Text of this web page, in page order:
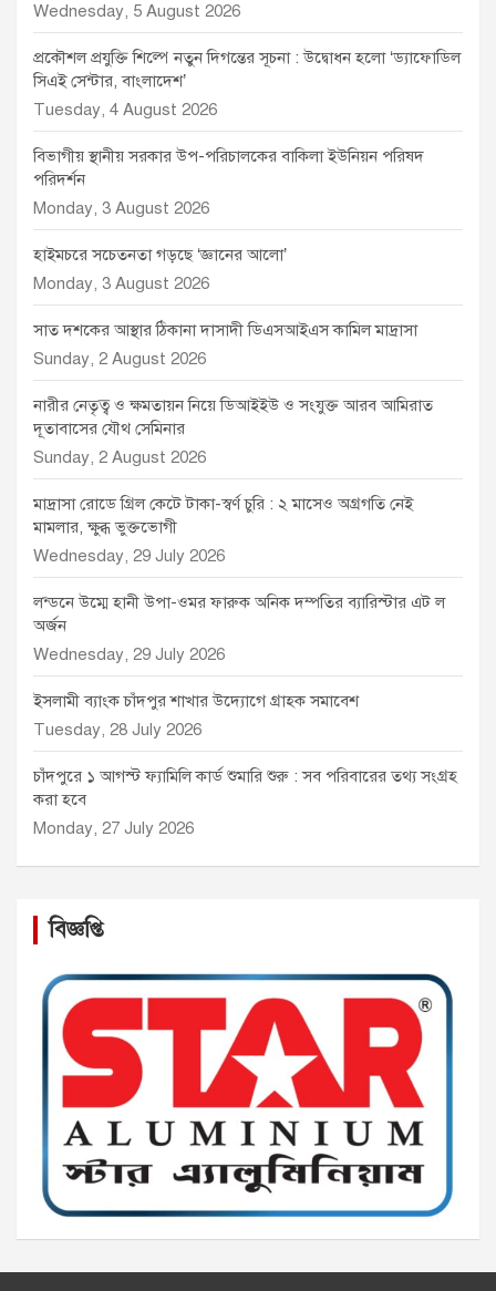
Wednesday, 5 August 2026
প্রকৌশল প্রযুক্তি শিল্পে নতুন দিগন্তের সূচনা : উদ্বোধন হলো ‘ড্যাফোডিল
সিএই সেন্টার, বাংলাদেশ’
Tuesday, 4 August 2026
বিভাগীয় স্থানীয় সরকার উপ-পরিচালকের বাকিলা ইউনিয়ন পরিষদ
পরিদর্শন
Monday, 3 August 2026
হাইমচরে সচেতনতা গড়ছে ‘জ্ঞানের আলো’
Monday, 3 August 2026
সাত দশকের আস্থার ঠিকানা দাসাদী ডিএসআইএস কামিল মাদ্রাসা
Sunday, 2 August 2026
নারীর নেতৃত্ব ও ক্ষমতায়ন নিয়ে ডিআইইউ ও সংযুক্ত আরব আমিরাত
দূতাবাসের যৌথ সেমিনার
Sunday, 2 August 2026
মাদ্রাসা রোডে গ্রিল কেটে টাকা-স্বর্ণ চুরি : ২ মাসেও অগ্রগতি নেই
মামলার, ক্ষুব্ধ ভুক্তভোগী
Wednesday, 29 July 2026
লন্ডনে উম্মে হানী উপা-ওমর ফারুক অনিক দম্পতির ব্যারিস্টার এট ল
অর্জন
Wednesday, 29 July 2026
ইসলামী ব্যাংক চাঁদপুর শাখার উদ্যোগে গ্রাহক সমাবেশ
Tuesday, 28 July 2026
চাঁদপুরে ১ আগস্ট ফ্যামিলি কার্ড শুমারি শুরু : সব পরিবারের তথ্য সংগ্রহ
করা হবে
Monday, 27 July 2026
বিজ্ঞপ্তি